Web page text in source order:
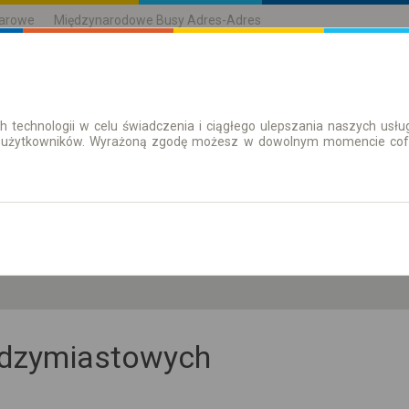
Międzynarodowe Busy Adres-Adres
| Bilety Bilety okresowe
technologii w celu świadczenia i ciągłego ulepszania naszych
Wyrażoną zgodę możesz w dowolnym momencie